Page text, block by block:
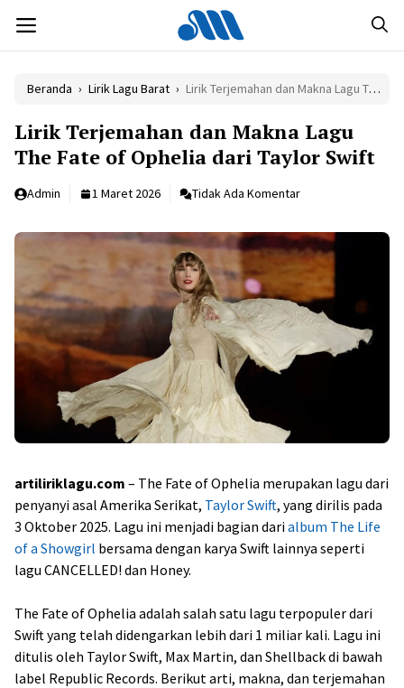
isi
MENU
Beranda › Lirik Lagu Barat › Lirik Terjemahan dan Makna Lagu The Fate of Ophelia dari Taylor Swift
Lirik Terjemahan dan Makna Lagu
The Fate of Ophelia dari Taylor Swift
Admin 1 Maret 2026 Tidak Ada Komentar
artiliriklagu.com – The Fate of Ophelia merupakan lagu dari
penyanyi asal Amerika Serikat, Taylor Swift, yang dirilis pada
3 Oktober 2025. Lagu ini menjadi bagian darialbum The Life
of a Showgirl bersama dengan karya Swift lainnya seperti
lagu CANCELLED! dan Honey.
The Fate of Ophelia adalah salah satu lagu terpopuler dari
Swift yang telah didengarkan lebih dari 1 miliar kali. Lagu ini
ditulis oleh Taylor Swift, Max Martin, dan Shellback di bawah
label Republic Records. Berikut arti, makna, dan terjemahan